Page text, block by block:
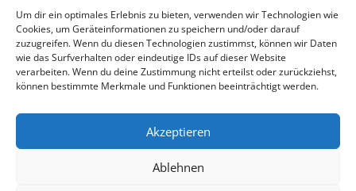
Um dir ein optimales Erlebnis zu bieten, verwenden wir Technologien wie
Cookies, um Geräteinformationen zu speichern und/oder darauf
zuzugreifen. Wenn du diesen Technologien zustimmst, können wir Daten
wie das Surfverhalten oder eindeutige IDs auf dieser Website
verarbeiten. Wenn du deine Zustimmung nicht erteilst oder zurückziehst,
können bestimmte Merkmale und Funktionen beeinträchtigt werden.
Akzeptieren
Ablehnen
„Brennen für das Leben “ – die Wanderausstellung
ist bald am Ziel
Neueste Kommentare
Impressum
Datenschutz